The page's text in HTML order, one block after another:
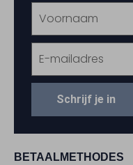
BETAALMETHODES
Schrijf je in